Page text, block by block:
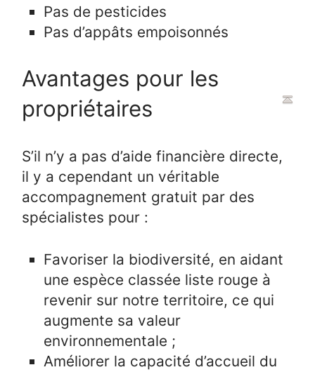
Pas de pesticides
Pas d’appâts empoisonnés
Avantages pour les
propriétaires
S’il n’y a pas d’aide financière directe,
il y a cependant un véritable
accompagnement gratuit par des
spécialistes pour :
Favoriser la biodiversité, en aidant
une espèce classée liste rouge à
revenir sur notre territoire, ce qui
augmente sa valeur
environnementale ;
Améliorer la capacité d’accueil du